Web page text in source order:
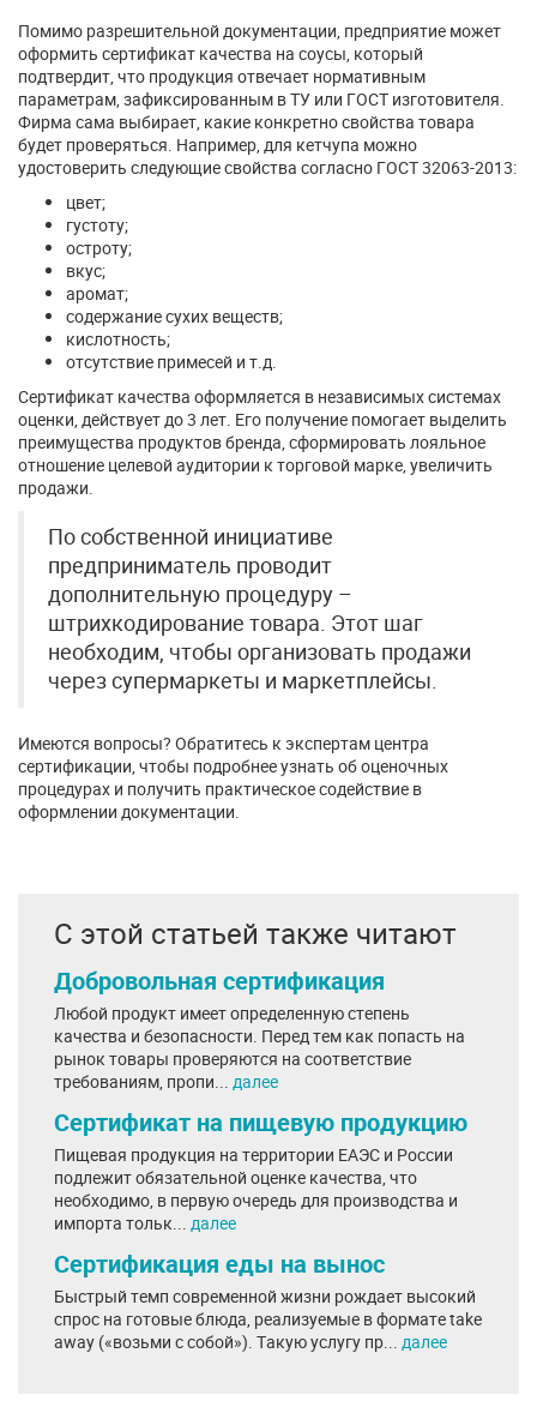
Помимо разрешительной документации, предприятие может
оформить сертификат качества на соусы, который
подтвердит, что продукция отвечает нормативным
параметрам, зафиксированным в ТУ или ГОСТ изготовителя.
Фирма сама выбирает, какие конкретно свойства товара
будет проверяться. Например, для кетчупа можно
удостоверить следующие свойства согласно ГОСТ 32063-2013:
цвет;
густоту;
остроту;
вкус;
аромат;
содержание сухих веществ;
кислотность;
отсутствие примесей и т.д.
Сертификат качества оформляется в независимых системах
оценки, действует до 3 лет. Его получение помогает выделить
преимущества продуктов бренда, сформировать лояльное
отношение целевой аудитории к торговой марке, увеличить
продажи.
По собственной инициативе
предприниматель проводит
дополнительную процедуру –
штрихкодирование товара. Этот шаг
необходим, чтобы организовать продажи
через супермаркеты и маркетплейсы.
Имеются вопросы? Обратитесь к экспертам центра
сертификации, чтобы подробнее узнать об оценочных
процедурах и получить практическое содействие в
оформлении документации.
С этой статьей также читают
Добровольная сертификация
Любой продукт имеет определенную степень
качества и безопасности. Перед тем как попасть на
рынок товары проверяются на соответствие
требованиям, пропи... далее
Сертификат на пищевую продукцию
Пищевая продукция на территории ЕАЭС и России
подлежит обязательной оценке качества, что
необходимо, в первую очередь для производства и
импорта тольк... далее
Сертификация еды на вынос
Быстрый темп современной жизни рождает высокий
спрос на готовые блюда, реализуемые в формате take
away («возьми с собой»). Такую услугу пр... далее